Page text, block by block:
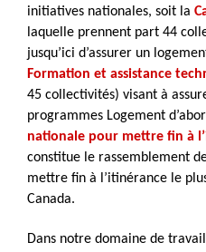
initiatives nationales, soit la
laquelle prennent part 44
jusqu’ici d’assurer un
Formation et assistance
45 collectivités) visant à
programmes Logement
nationale pour mettre fin à
constitue le rassemblement
mettre fin à l’itinérance le
Canada.
Dans notre domaine de